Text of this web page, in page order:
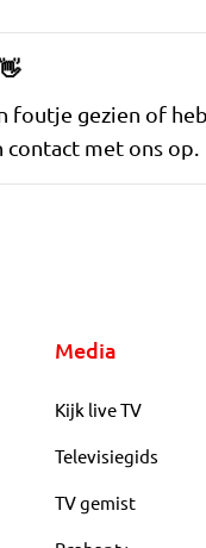
👋
foutje gezien of
contact met ons op.
Media
Kijk live TV
Televisiegids
TV gemist